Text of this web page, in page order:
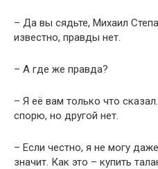
– Да вы сядьте, Михаил
известно, правды нет.
– А где же правда?
– Я её вам только что
спорю, но другой нет.
– Если честно, я не могу
значит. Как это – купить